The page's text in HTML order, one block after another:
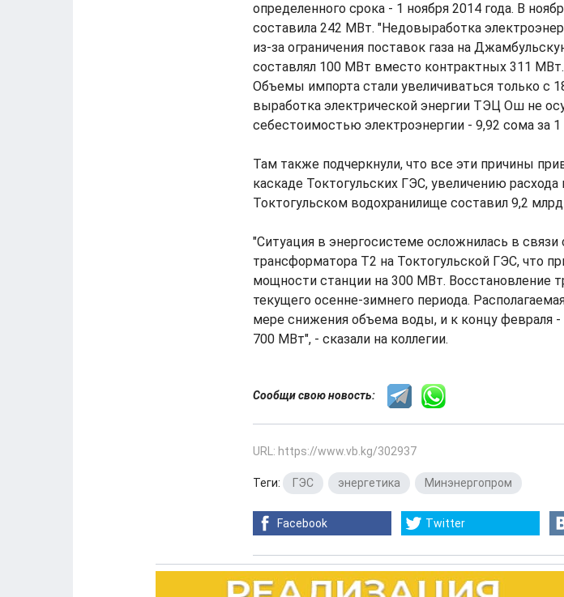
определенного срока - 1 ноября 2014 года. В
составила 242 МВт. "Недовыработка
из-за ограничения поставок газа на
составлял 100 МВт вместо контрактных 311
Объемы импорта стали увеличиваться только с
выработка электрической энергии ТЭЦ Ош не
себестоимостью электроэнергии - 9,92 сома за
Там также подчеркнули, что все эти причины
каскаде Токтогульских ГЭС, увеличению
Токтогульском водохранилище составил 9,2
"Ситуация в энергосистеме осложнилась в
трансформатора Т2 на Токтогульской ГЭС, что
мощности станции на 300 МВт. Восстановление
текущего осенне-зимнего периода.
мере снижения объема воды, и к концу февраля
700 МВт", - сказали на коллегии.
Сообщи свою новость:
URL: https://www.vb.kg/302937
Теги: ГЭС энергетика Минэнергопром
Facebook Twitter